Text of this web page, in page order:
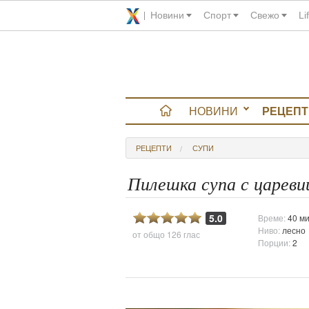
Новини Спорт Свежо
НОВИНИ
РЕЦЕПТИ СУПИ
Пилешка супа с
5.0
от общо 126 глас
Време:40
Ниво: лесно
Порции:2